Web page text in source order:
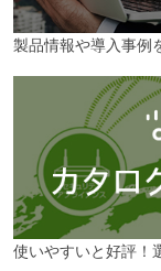
製品情報や導入事例
使いやすいと好評！